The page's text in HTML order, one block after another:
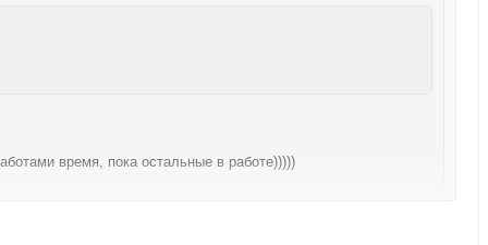
время, пока остальные в работе)))))